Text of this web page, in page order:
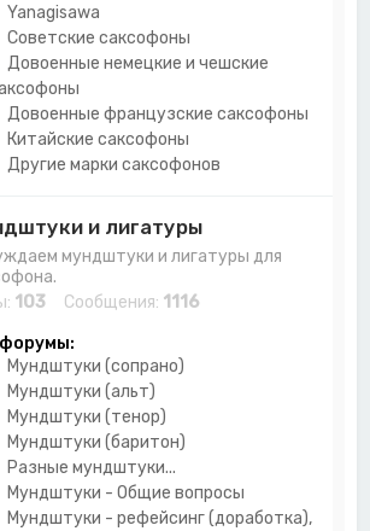
Yanagisawa
Советские саксофоны
Довоенные немецкие и чешские
Довоенные французские саксофоны
Китайские саксофоны
Другие марки саксофонов
и лигатуры
мундштуки и лигатуры для
103 Сообщения: 1116
Мундштуки (сопрано)
Мундштуки (альт)
Мундштуки (тенор)
Мундштуки (баритон)
Разные мундштуки...
Мундштуки - Общие вопросы
Мундштуки - рефейсинг (доработка),